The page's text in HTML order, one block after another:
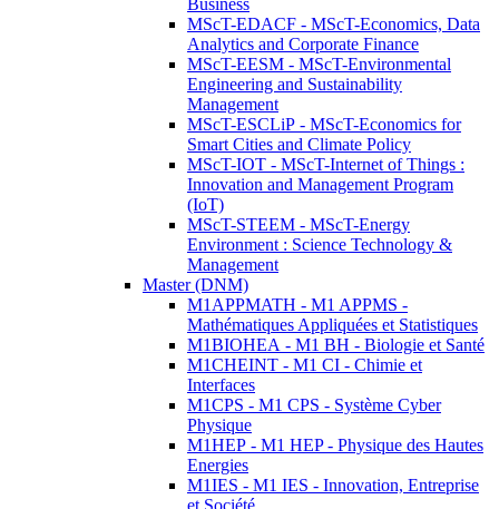
Business
MScT-EDACF - MScT-Economics, Data
Analytics and Corporate Finance
MScT-EESM - MScT-Environmental
Engineering and Sustainability
Management
MScT-ESCLiP - MScT-Economics for
Smart Cities and Climate Policy
MScT-IOT - MScT-Internet of Things :
Innovation and Management Program
(IoT)
MScT-STEEM - MScT-Energy
Environment : Science Technology &
Management
Master (DNM)
M1APPMATH - M1 APPMS -
Mathématiques Appliquées et Statistiques
M1BIOHEA - M1 BH - Biologie et Santé
M1CHEINT - M1 CI - Chimie et
Interfaces
M1CPS - M1 CPS - Système Cyber
Physique
M1HEP - M1 HEP - Physique des Hautes
Energies
M1IES - M1 IES - Innovation, Entreprise
et Société